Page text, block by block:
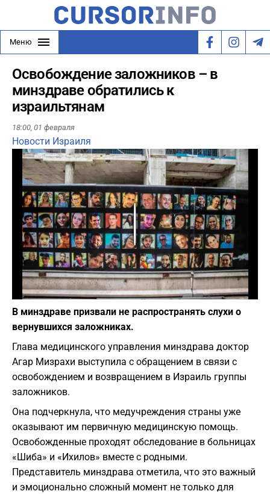
Меню
Освобождение заложников – в
минздраве обратились к
израильтянам
18:00, 01 февраля
Новости Израиля
Play
Фото: depositphotos.com
В минздраве призвали не распространять слухи о
вернувшихся заложниках.
Глава медицинского управления минздрава доктор
Агар Мизрахи выступила с обращением в связи с
освобождением и возвращением в Израиль группы
заложников.
Она подчеркнула, что медучреждения страны уже
оказывают им первичную медицинскую помощь.
Освобожденные проходят обследование в больницах
«Шиба» и «Ихилов» вместе с родными.
Представитель минздрава отметила, что это важный
и эмоционально сложный момент не только для